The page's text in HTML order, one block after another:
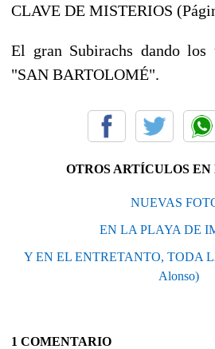
CLAVE DE MISTERIOS
El gran Subirachs dando los
"SAN BARTOLOMÉ".
OTROS ARTÍCULOS EN
NUEVAS
EN LA PLAYA DE
Y EN EL ENTRETANTO, TODA
Alonso)
1 COMENTARIO